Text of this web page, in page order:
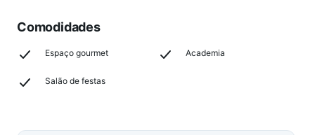
Comodidades
Espaço gourmet Academia
Salão de festas